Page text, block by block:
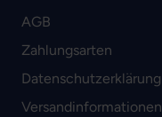
AGB
Zahlungsarten
Datenschutzerklärung
Versandinformationen